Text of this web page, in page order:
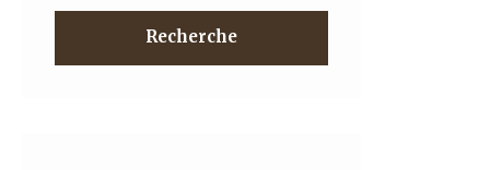
Recherche